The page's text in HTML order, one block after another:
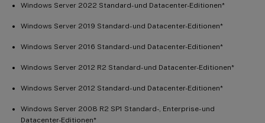
Windows Server 2022 Standard- und Datacenter-Editionen*
Windows Server 2019 Standard- und Datacenter-Editionen*
Windows Server 2016 Standard- und Datacenter-Editionen*
Windows Server 2012 R2 Standard- und Datacenter-Editionen*
Windows Server 2012 Standard- und Datacenter-Editionen*
Windows Server 2008 R2 SP1 Standard-, Enterprise- und
Datacenter-Editionen*